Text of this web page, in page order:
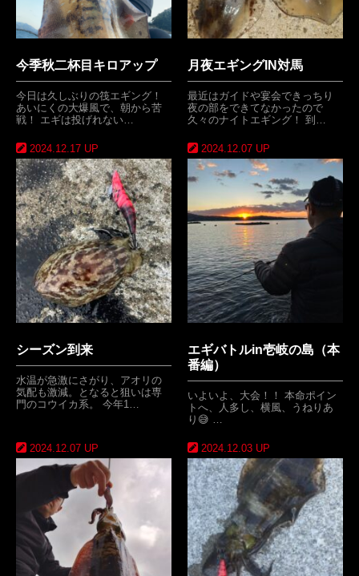
今季秋二杯目キロアップ
今日は久しぶりの筏エギング！
あいにくの大爆風で、朝から苦
戦！ エギは投げれない…
月夜エギングIN対馬
最近はガイドや宴会できっちり
夜の部をできてなかったので
久々のナイトエギング！ 到…
2024.12.17 UP
シーズン到来
水温が急激にさがり、アオリの
気配も激減。となると狙いは専
門のコウイカ系。 今年1…
2024.12.07 UP
エギバトルin壱岐の島（本
番編）
いよいよ、大会！！ 本命ポイン
トへ、人多し、横風、うねりあ
り😅 …
2024.12.07 UP 2024.12.03 UP